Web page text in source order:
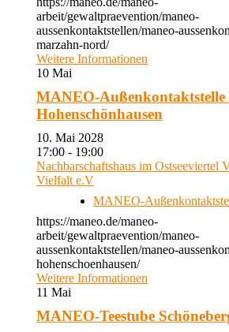
arbeit/gewaltpraevention/maneo-
aussenkontaktstellen/maneo-
marzahn-nord/
Weitere Informationen
10 Mai
MANEO-Außenkontaktstelle
Hohenschönhausen
10. Mai 2028
17:00 - 19:00
Nachbarschaftshaus im Ostseeviertel
Vielfalt e.V
MANEO-
https://maneo.de/maneo-
arbeit/gewaltpraevention/maneo-
aussenkontaktstellen/maneo-
hohenschoenhausen/
Weitere Informationen
11 Mai
MANEO-Teestube